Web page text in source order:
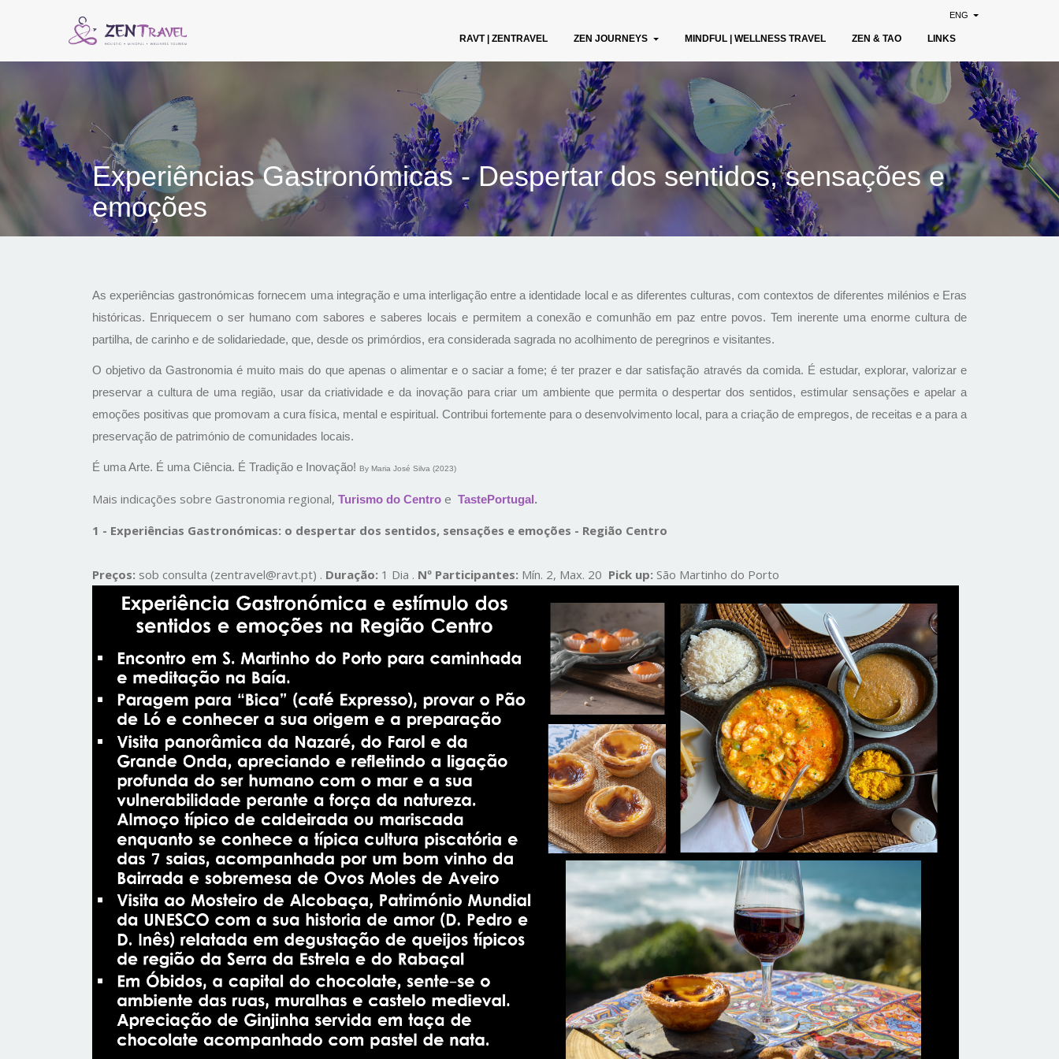
ENG
RAVT | ZENTRAVEL ZEN JOURNEYS MINDFUL | WELLNESS TRAVEL ZEN & TAO LINKS
Experiências Gastronómicas - Despertar dos sentidos, sensações e
emoções
As experiências gastronómicas fornecem uma integração e uma interligação entre a identidade local e as diferentes culturas, com contextos de diferentes milénios e Eras
históricas. Enriquecem o ser humano com sabores e saberes locais e permitem a conexão e comunhão em paz entre povos. Tem inerente uma enorme cultura de
partilha, de carinho e de solidariedade, que, desde os primórdios, era considerada sagrada no acolhimento de peregrinos e visitantes.
O objetivo da Gastronomia é muito mais do que apenas o alimentar e o saciar a fome; é ter prazer e dar satisfação através da comida. É estudar, explorar, valorizar e
preservar a cultura de uma região, usar da criatividade e da inovação para criar um ambiente que permita o despertar dos sentidos, estimular sensações e apelar a
emoções positivas que promovam a cura física, mental e espiritual. Contribui fortemente para o desenvolvimento local, para a criação de empregos, de receitas e a para a
preservação de património de comunidades locais.
É uma Arte. É uma Ciência. É Tradição e Inovação! By Maria José Silva (2023)
Mais indicações sobre Gastronomia regional, Turismo do Centro e TastePortugal.
1 - Experiências Gastronómicas: o despertar dos sentidos, sensações e emoções - Região Centro
Preços: sob consulta (zentravel@ravt.pt) . Duração: 1 Dia . Nº Participantes: Mín. 2, Max. 20 Pick up: São Martinho do Porto